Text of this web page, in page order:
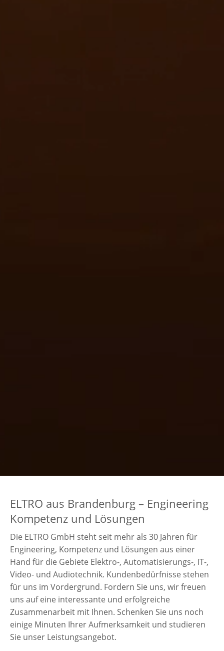
ELTRO aus Brandenburg – Engineering
Kompetenz und Lösungen
Die ELTRO GmbH steht seit mehr als 30 Jahren für
Engineering, Kompetenz und Lösungen aus einer
Hand für die Gebiete Elektro-, Automatisierungs-, IT-,
Video- und Audiotechnik. Kundenbedürfnisse stehen
für uns im Vordergrund. Fordern Sie uns, wir freuen
uns auf eine interessante und erfolgreiche
Zusammenarbeit mit Ihnen. Schenken Sie uns noch
einige Minuten Ihrer Aufmerksamkeit und studieren
Sie unser Leistungsangebot.